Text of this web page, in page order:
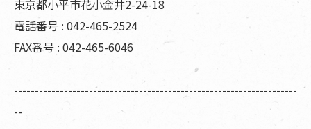
東京都小平市花小金井2-24-18
電話番号 : 042-465-2524
FAX番号 : 042-465-6046
--------------------------------------------------------------------
--